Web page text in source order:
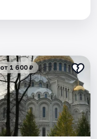
от 1 600 ₽